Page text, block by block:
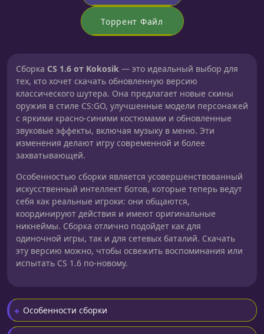
Торрент Файл
Сборка CS 1.6 от Kokosik — это идеальный выбор для
тех, кто хочет скачать обновленную версию
классического шутера. Она предлагает новые скины
оружия в стиле CS:GO, улучшенные модели персонажей
с яркими красно-синими костюмами и обновленные
звуковые эффекты, включая музыку в меню. Эти
изменения делают игру современной и более
захватывающей.
Особенностью сборки является усовершенствованный
искусственный интеллект ботов, которые теперь ведут
себя как реальные игроки: они общаются,
координируют действия и имеют оригинальные
никнеймы. Сборка отлично подойдет как для
одиночной игры, так и для сетевых баталий. Скачать
эту версию можно, чтобы освежить воспоминания или
испытать CS 1.6 по-новому.
Особенности сборки